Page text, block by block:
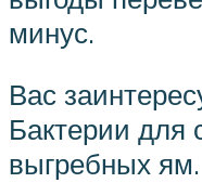
минус.
Вас
Бактерии для
выгребных ям.